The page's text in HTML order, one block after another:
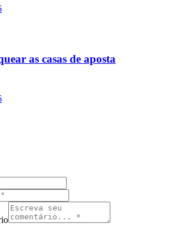
as casas de aposta